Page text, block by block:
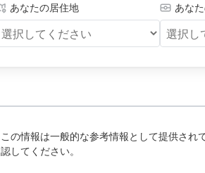
あなたの居住地 あな
この情報は一般的な参考情報として提供さ
認してください。